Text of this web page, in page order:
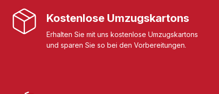
Kostenlose Umzugskartons
Erhalten Sie mit uns kostenlose Umzugskartons
und sparen Sie so bei den Vorbereitungen.